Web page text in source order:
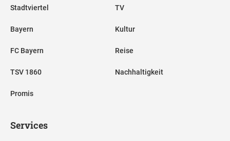
Stadtviertel
Bayern
FC Bayern
TSV 1860
Promis
TV
Kultur
Reise
Nachhaltigkeit
Services